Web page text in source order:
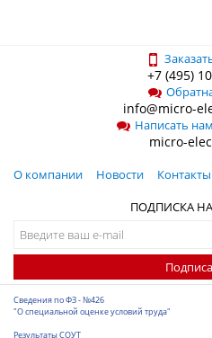
+7 (495)
info@micro-
Написать
micro-
О компании Новости
Контакты
ПОДПИСКА
Сведения по ФЗ - №426
"О специальной оценке условий труда"
Результаты СОУТ